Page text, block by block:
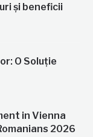
și beneficii
O Soluție
in Vienna
2026